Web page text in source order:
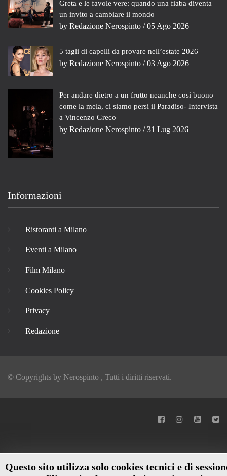
Questo sito utilizza solo cookies tecnici e di
Greta e le favole vere: quando una fiaba diventa
un invito a cambiare il mondo
by Redazione Nerospinto / 05 Ago 2026
5 tagli di capelli da provare nell’estate 2026
by Redazione Nerospinto / 03 Ago 2026
Per andare dietro a un frutto neanche così buono
come la mela, ci siamo persi il Paradiso- Intervista
a Vincenzo Greco
by Redazione Nerospinto / 31 Lug 2026
Informazioni
Ristoranti a Milano
Eventi a Milano
Film Milano
Cookies Policy
Privacy
Redazione
© Copyrights by Nerospinto , Tutti i diritti riservati.